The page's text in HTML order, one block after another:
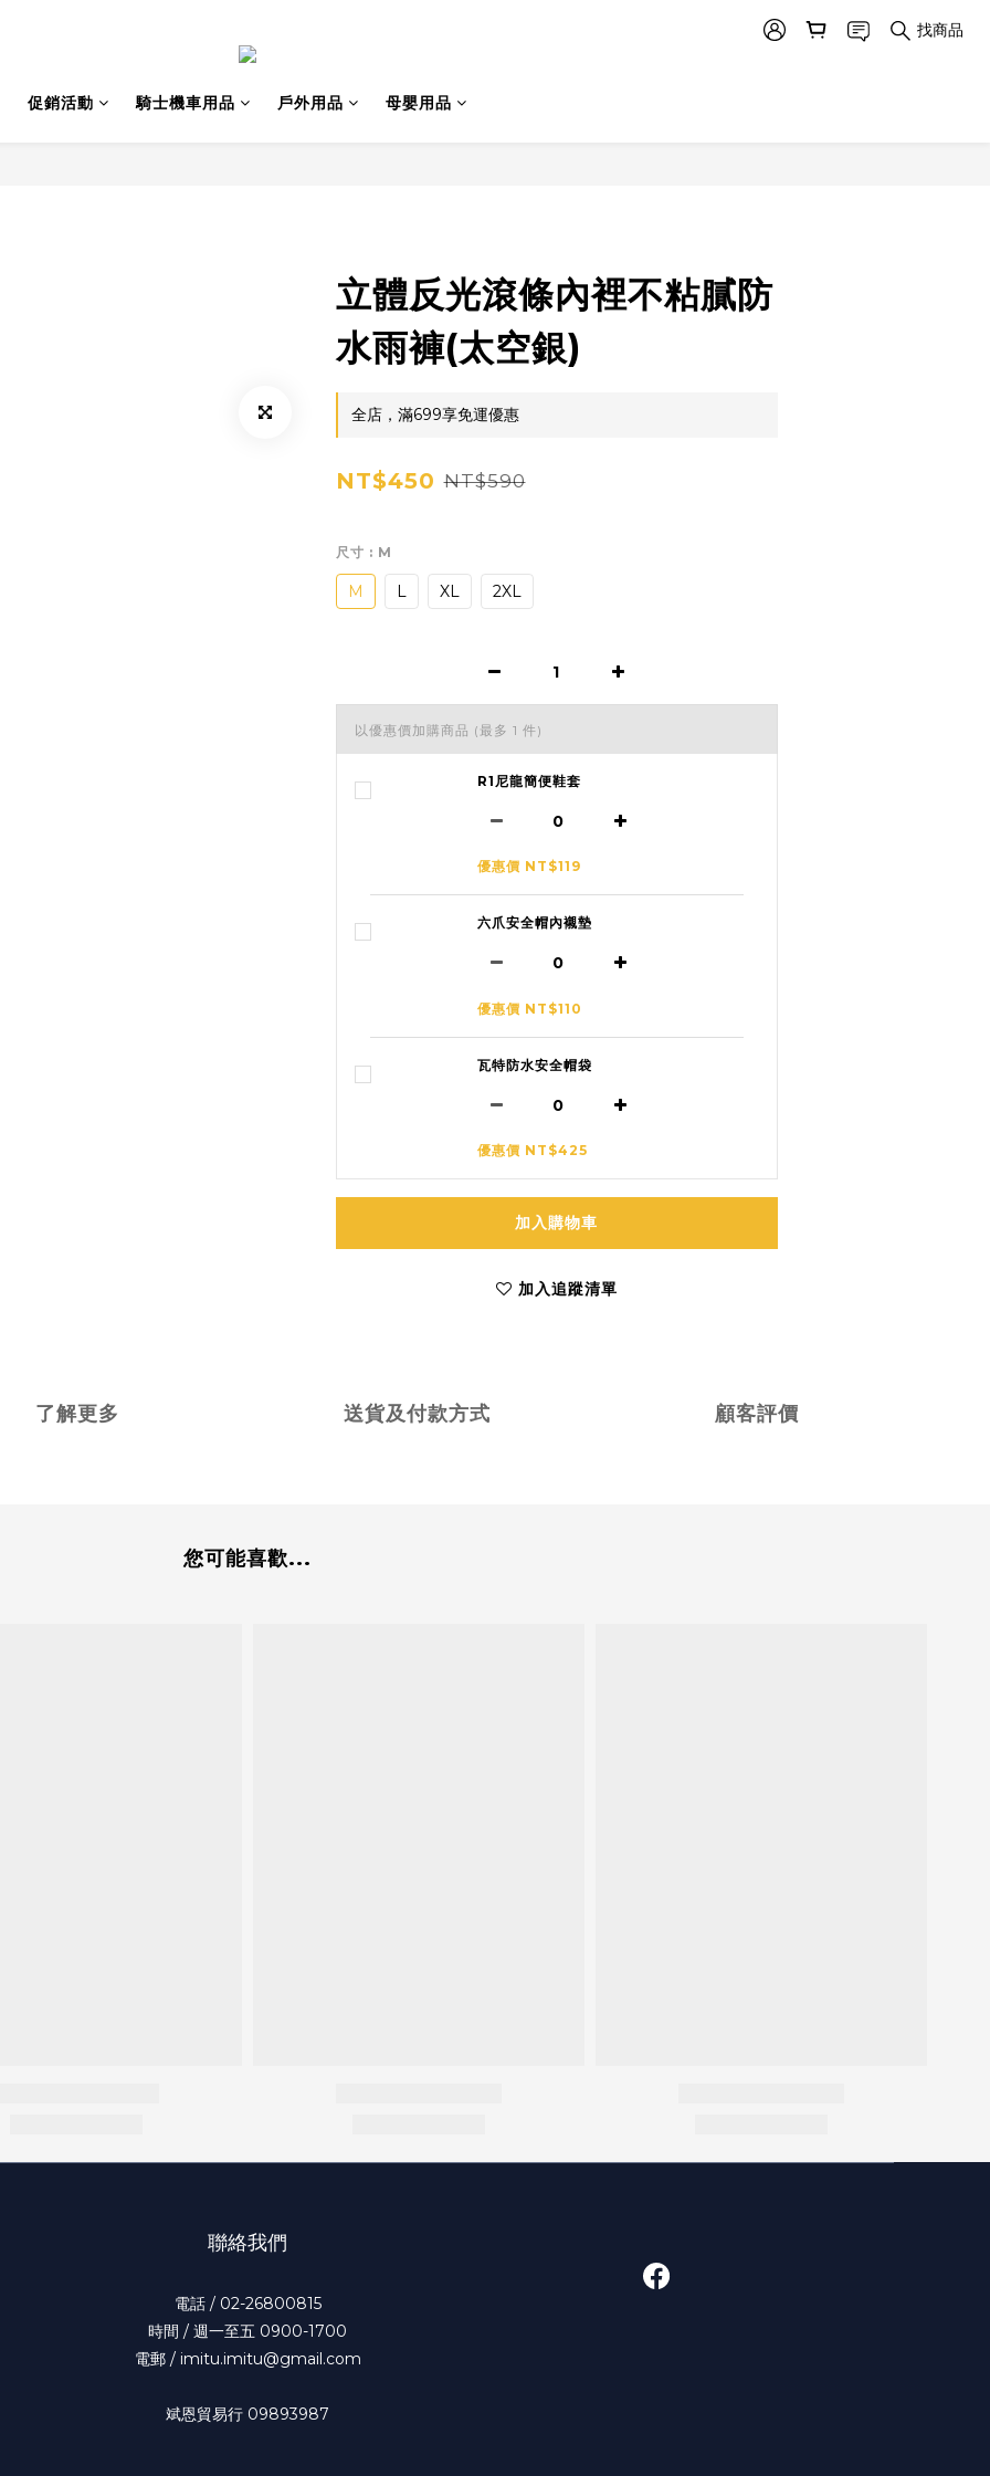
找商品
促銷活動 騎士機車用品 戶外用品 母嬰用品
立體反光滾條內裡不粘膩防
水雨褲(太空銀)
全店，滿699享免運優惠
NT$450 NT$590
尺寸 : M
M L XL 2XL
以優惠價加購商品 (最多 1 件)
R1尼龍簡便鞋套
優惠價 NT$119
六爪安全帽內襯墊
優惠價 NT$110
瓦特防水安全帽袋
優惠價 NT$425
加入購物車
加入追蹤清單
了解更多 送貨及付款方式 顧客評價
您可能喜歡...
聯絡我們
電話 / 02-26800815
時間 / 週一至五 0900-1700
電郵 / imitu.imitu@gmail.com
斌恩貿易行 09893987